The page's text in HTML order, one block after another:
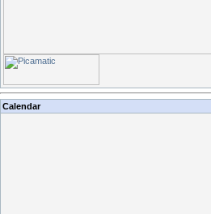
Calendar